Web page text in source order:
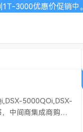
3000优惠价促销中。
5000QOi,DSX-
中间商集成商购买